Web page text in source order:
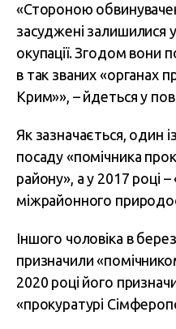
«Стороною
засуджені залишилися
окупації. Згодом вони
в так званих «органах
Крим»», – йдеться у
Як зазначається, один
посаду «помічника
району», а у 2017 році
міжрайонного
Іншого чоловіка в
призначили
2020 році його
«прокуратурі